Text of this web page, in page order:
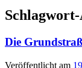
Die
Veröffentlicht am